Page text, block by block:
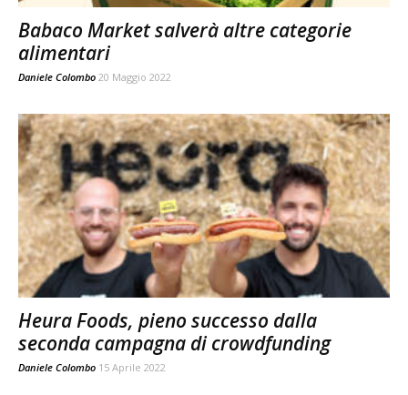
Babaco Market salverà altre categorie
alimentari
Daniele Colombo 20 Maggio 2022
Heura Foods, pieno successo dalla
seconda campagna di crowdfunding
Daniele Colombo 15 Aprile 2022